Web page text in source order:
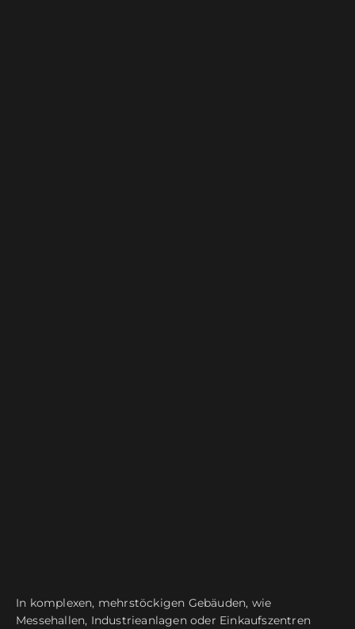
In komplexen, mehrstöckigen Gebäuden, wie
Messehallen, Industrieanlagen oder Einkaufszentren